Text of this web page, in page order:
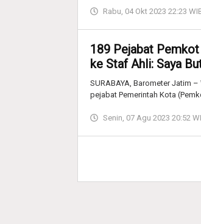
Rabu, 04 Okt 2023 22:23
189 Pejabat
ke Staf Ahli: Saya
SURABAYA, Barometer Jatim
pejabat Pemerintah Kota
Senin, 07 Agu 2023 20:52